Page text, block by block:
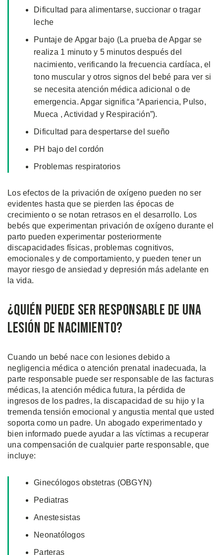
Dificultad para alimentarse, succionar o tragar
leche
Puntaje de Apgar bajo (La prueba de Apgar se
realiza 1 minuto y 5 minutos después del
nacimiento, verificando la frecuencia cardíaca, el
tono muscular y otros signos del bebé para ver si
se necesita atención médica adicional o de
emergencia. Apgar significa “Apariencia, Pulso,
Mueca , Actividad y Respiración”).
Dificultad para despertarse del sueño
PH bajo del cordón
Problemas respiratorios
Los efectos de la privación de oxígeno pueden no ser
evidentes hasta que se pierden las épocas de
crecimiento o se notan retrasos en el desarrollo. Los
bebés que experimentan privación de oxígeno durante el
parto pueden experimentar posteriormente
discapacidades físicas, problemas cognitivos,
emocionales y de comportamiento, y pueden tener un
mayor riesgo de ansiedad y depresión más adelante en
la vida.
¿Quién Puede Ser Responsable de Una
Lesión de Nacimiento?
Cuando un bebé nace con lesiones debido a
negligencia médica o atención prenatal inadecuada, la
parte responsable puede ser responsable de las facturas
médicas, la atención médica futura, la pérdida de
ingresos de los padres, la discapacidad de su hijo y la
tremenda tensión emocional y angustia mental que usted
soporta como un padre. Un abogado experimentado y
bien informado puede ayudar a las víctimas a recuperar
una compensación de cualquier parte responsable, que
incluye:
Ginecólogos obstetras (OBGYN)
Pediatras
Anestesistas
Neonatólogos
Parteras